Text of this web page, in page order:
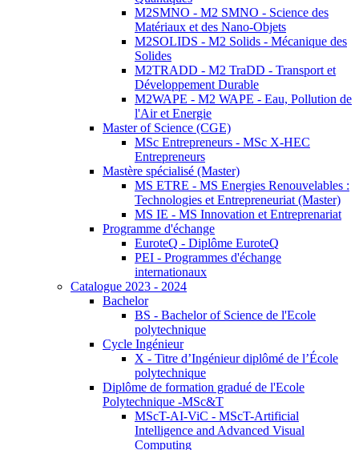
M2SMNO - M2 SMNO - Science des
Matériaux et des Nano-Objets
M2SOLIDS - M2 Solids - Mécanique des
Solides
M2TRADD - M2 TraDD - Transport et
Développement Durable
M2WAPE - M2 WAPE - Eau, Pollution de
l'Air et Energie
Master of Science (CGE)
MSc Entrepreneurs - MSc X-HEC
Entrepreneurs
Mastère spécialisé (Master)
MS ETRE - MS Energies Renouvelables :
Technologies et Entrepreneuriat (Master)
MS IE - MS Innovation et Entreprenariat
Programme d'échange
EuroteQ - Diplôme EuroteQ
PEI - Programmes d'échange
internationaux
Catalogue 2023 - 2024
Bachelor
BS - Bachelor of Science de l'Ecole
polytechnique
Cycle Ingénieur
X - Titre d’Ingénieur diplômé de l’École
polytechnique
Diplôme de formation gradué de l'Ecole
Polytechnique -MSc&T
MScT-AI-ViC - MScT-Artificial
Intelligence and Advanced Visual
Computing